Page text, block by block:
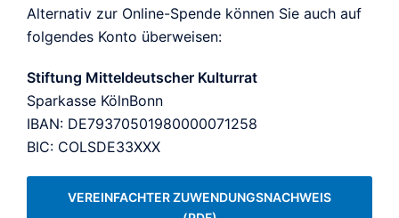
Alternativ zur Online-Spende können Sie auch auf
folgendes Konto überweisen:
Stiftung Mitteldeutscher Kulturrat
Sparkasse KölnBonn
IBAN: DE79370501980000071258
BIC: COLSDE33XXX
VEREINFACHTER ZUWENDUNGSNACHWEIS